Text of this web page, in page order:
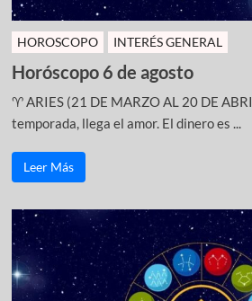
HOROSCOPO INTERÉS GENERAL
Horóscopo 6 de agosto
♈ ARIES (21 DE MARZO AL 20 DE
temporada, llega el amor. El dinero es ...
Leer Más